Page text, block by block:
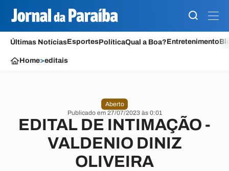
Últimas NotíciasEsportesPolíticaQual a Boa?Entretenimento
Home>editais
Aberto
Publicado em 27/07/2023 às 0:01
EDITAL DE INTIMAÇÃO -
VALDENIO DINIZ
OLIVEIRA